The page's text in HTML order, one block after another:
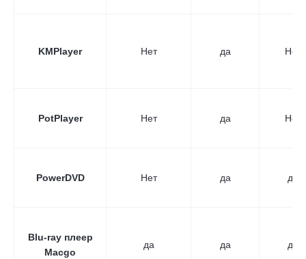
KMPlayer Нет да Нет
PotPlayer Нет да Нет
PowerDVD Нет да да
Blu-ray плеер
Macgo
да да да